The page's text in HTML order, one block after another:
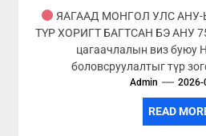
ЯАГААД МОНГОЛ УЛС
ТҮР ХОРИГТ БАГТСАН БЭ АНУ
цагаачлалын виз буюу
боловсруулалтыг түр
Admin 2026-
READ